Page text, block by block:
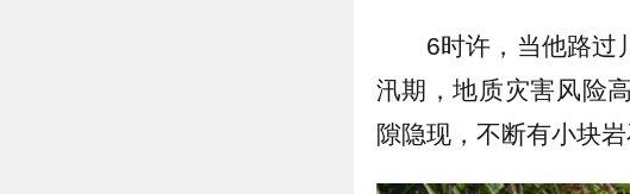
6时许，当他路过
汛期，地质灾害风险
隙隐现，不断有小块岩